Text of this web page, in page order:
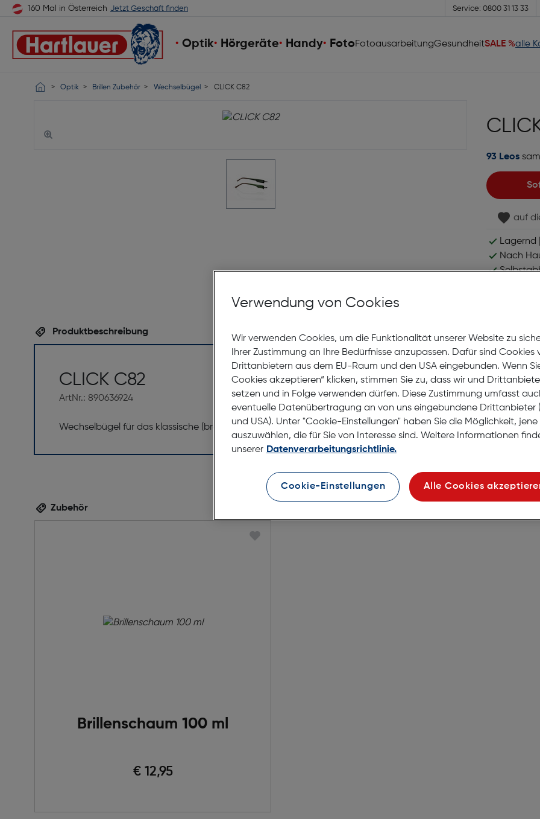
160 Mal in Österreich Jetzt Geschäft finden Service: 0800 31 13 33
Optik Hörgeräte Handy FotoFotoausarbeitungGesundheitSALE %alle
Optik Brillen Zubehör Wechselbügel CLICK C82
93 Leos
auf
Lagernd
Nach
Produktbeschreibung
CLICK C82
ArtNr.: 890636924
Wechselbügel für das klassische (breite) ClickMe-Bügelsystem.
Zubehör
Brillenschaum 100 ml
€ 12,95
Verwendung von Cookies
Wir verwenden Cookies, um die Funktionalität unserer Website zu
Ihrer Zustimmung an Ihre Bedürfnisse anzupassen. Dafür sind Cookies
Drittanbietern aus dem EU-Raum und den USA eingebunden. Wenn
Cookies akzeptieren“ klicken, stimmen Sie zu, dass wir und
setzen und in Folge verwenden dürfen. Diese Zustimmung umfasst
eventuelle Datenübertragung an von uns eingebundene Drittanbieter
und USA). Unter "Cookie-Einstellungen" haben Sie die Möglichkeit,
auszuwählen, die für Sie von Interesse sind. Weitere Informationen
unserer Datenverarbeitungsrichtlinie.
Cookie-Einstellungen Alle Cookies